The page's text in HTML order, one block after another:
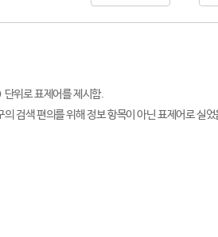
위로 표제어를 제시함.
검색 편의를 위해 정보 항목이 아닌 표제어로 실